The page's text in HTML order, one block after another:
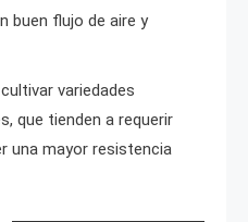
buen flujo de aire y
variedades
que tienden a requerir
una mayor resistencia